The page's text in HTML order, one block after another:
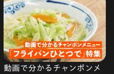
動画で分かるチャンポンメ